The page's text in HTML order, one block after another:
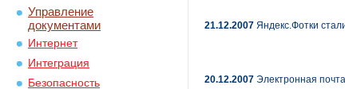
Управление
документами
Интернет
Интеграция
Безопасность
21.12.2007 Яндекс.Фотки
20.12.2007 Электронная